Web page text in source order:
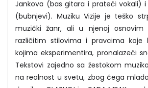
Jankova (bas gitara i prateći vokali) i
(bubnjevi). Muziku Vizije je teško
muzički žanr, ali u njenoj osnovim
različitim stilovima i pravcima koje
kojima eksperimentira, pronalazeći
Tekstovi zajedno sa žestokom
na realnost u svetu, zbog čega